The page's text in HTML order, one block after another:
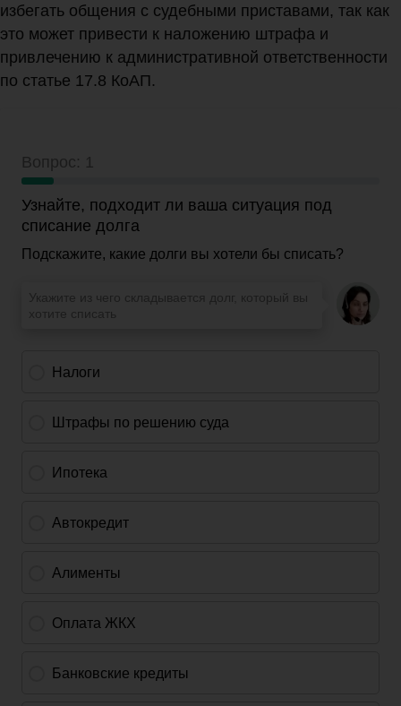
избегать общения с судебными приставами, так как
это может привести к наложению штрафа и
привлечению к административной ответственности
по статье 17.8 КоАП.